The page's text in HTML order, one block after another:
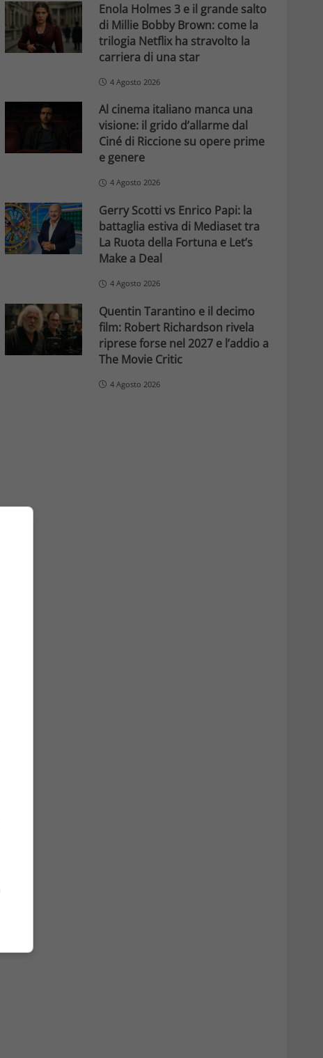
Enola Holmes 3 e il grande salto
di Millie Bobby Brown: come la
trilogia Netflix ha stravolto la
carriera di una star
4 Agosto 2026
Al cinema italiano manca una
visione: il grido d’allarme dal
Ciné di Riccione su opere prime
e genere
4 Agosto 2026
Gerry Scotti vs Enrico Papi: la
battaglia estiva di Mediaset tra
La Ruota della Fortuna e Let’s
Make a Deal
4 Agosto 2026
Quentin Tarantino e il decimo
film: Robert Richardson rivela
riprese forse nel 2027 e l’addio a
The Movie Critic
4 Agosto 2026